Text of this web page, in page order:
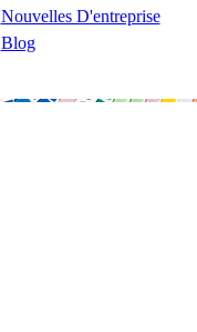
Nouvelles D'entreprise
Blog